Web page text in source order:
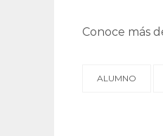
Conoce más
ALUMNO